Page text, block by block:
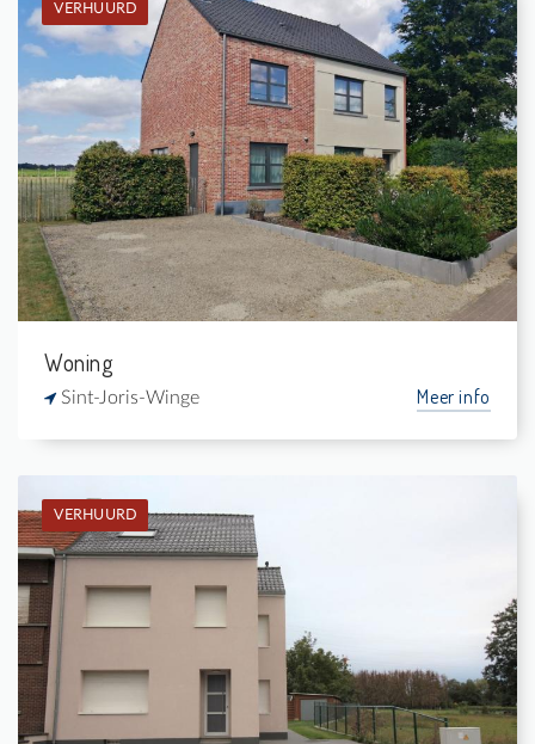
VERHUURD
Verhuurd: Woning
4
1.200 m²
1
154 m²
Woning
Sint-Joris-Winge Meer info
VERHUURD
Verhuurd: Hoekwoning
3
-
-